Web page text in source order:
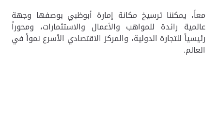
معاً، يمكننا ترسيخ مكانة إمارة أبوظبي بوصفها وجهة
عالمية رائدة للمواهب والأعمال والاستثمارات، ومحوراً
رئيسياً للتجارة الدولية، والمركز الاقتصادي الأسرع نمواً في
العالم.